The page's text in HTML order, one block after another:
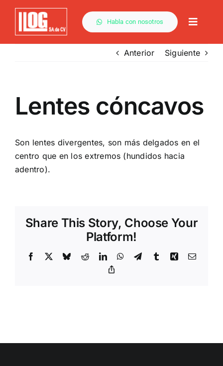
Saltar
contenido
Habla con nosotros
Toggle
Anterior Siguiente
Lentes cóncavos
Son lentes divergentes, son más delgados en el
centro que en los extremos (hundidos hacia
adentro).
Share This Story, Choose Your
Platform!
Facebook BlueskyRedditLinkedInWhatsApp
TelegramTumblrXing Correo